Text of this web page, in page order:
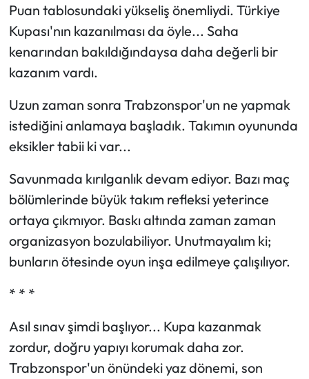
Puan tablosundaki yükseliş önemliydi. Türkiye
Kupası'nın kazanılması da öyle... Saha
kenarından bakıldığındaysa daha değerli bir
kazanım vardı.
Uzun zaman sonra Trabzonspor'un ne yapmak
istediğini anlamaya başladık. Takımın oyununda
eksikler tabii ki var...
Savunmada kırılganlık devam ediyor. Bazı maç
bölümlerinde büyük takım refleksi yeterince
ortaya çıkmıyor. Baskı altında zaman zaman
organizasyon bozulabiliyor. Unutmayalım ki;
bunların ötesinde oyun inşa edilmeye çalışılıyor.
* * *
Asıl sınav şimdi başlıyor... Kupa kazanmak
zordur, doğru yapıyı korumak daha zor.
Trabzonspor'un önündeki yaz dönemi, son